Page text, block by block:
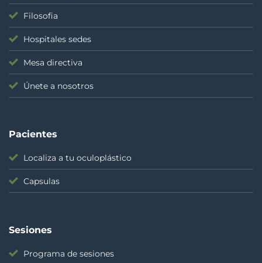
Filosofia
Hospitales sedes
Mesa directiva
Únete a nosotros
Pacientes
Localiza a tu oculoplástico
Capsulas
Sesiones
Programa de sesiones